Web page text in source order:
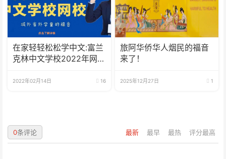
在家轻轻松松学中文:富兰
克林中文学校2022年网校
2022年02月14日 16
旅阿华侨华人烟民的福音
来了！
2025年12月27日 1
最新 最早 最热 评分最高
0条评论